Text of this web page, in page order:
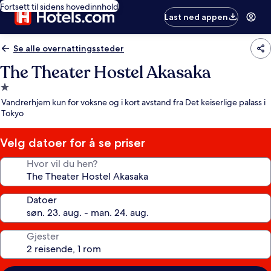
Fortsett til sidens hovedinnhold
Last ned appen
Se alle overnattingssteder
The Theater Hostel Akasaka
Overnattingssted
med
1.0
stjerne
Vandrerhjem kun for voksne og i kort avstand fra Det keiserlige palass i
Tokyo
Velg datoer for å se priser
Hvor vil du hen?
Datoer
Gjester